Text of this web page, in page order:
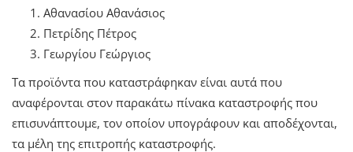
Αθανασίου Αθανάσιος
Πετρίδης Πέτρος
Γεωργίου Γεώργιος
Τα προϊόντα που καταστράφηκαν είναι αυτά που
αναφέρονται στον παρακάτω πίνακα καταστροφής που
επισυνάπτουμε, τον οποίον υπογράφουν και αποδέχονται,
τα μέλη της επιτροπής καταστροφής.